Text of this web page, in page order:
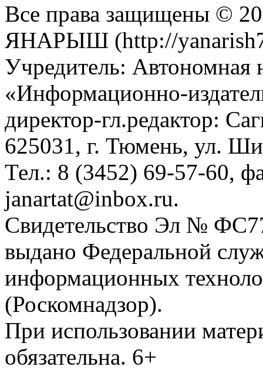
Все права защищены ©
ЯНАРЫШ (http://
Учредитель: Автономная
«Информационно-
директор-гл.редактор:
625031, г. Тюмень, ул.
Тел.: 8 (3452) 69-57-60,
janartat@inbox.ru.
Свидетельство Эл №
выдано Федеральной
информационных
(Роскомнадзор).
При использовании
обязательна. 6+